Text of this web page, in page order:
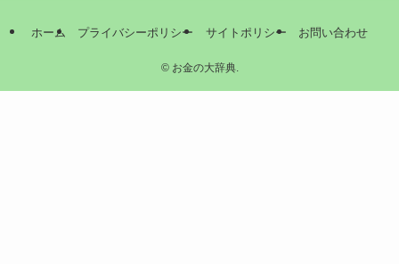
ホーム プライバシーポリシー サイトポリシー お問い合わせ
©お金の大辞典.